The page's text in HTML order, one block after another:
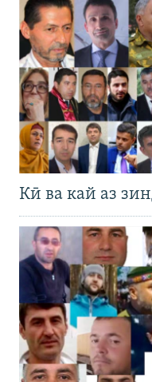
Кӣ ва кай аз